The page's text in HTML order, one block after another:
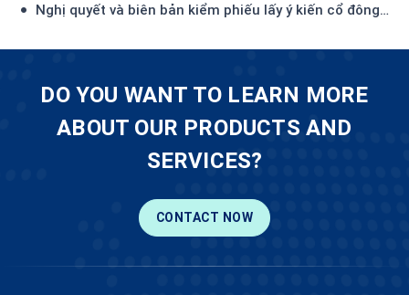
Nghị quyết và biên bản kiểm phiếu lấy ý kiến cổ đông
DO YOU WANT TO LEARN MORE
ABOUT OUR PRODUCTS AND
SERVICES?
CONTACT NOW